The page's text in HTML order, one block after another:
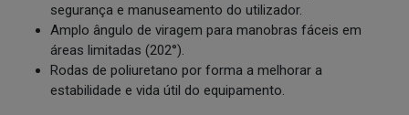
segurança e manuseamento do utilizador.
Amplo ângulo de viragem para manobras fáceis em
áreas limitadas (202°).
Rodas de poliuretano por forma a melhorar a
estabilidade e vida útil do equipamento.